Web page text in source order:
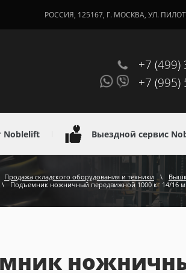
РОССИЯ, 125167, Г. МОСКВА, УЛ.
+7 (499)
+7 (995)
Noblelift Выездной сервис
Продажа складского оборудования и техники \
\ Подъемник ножничный передвижной 1000 кг 14/16 м